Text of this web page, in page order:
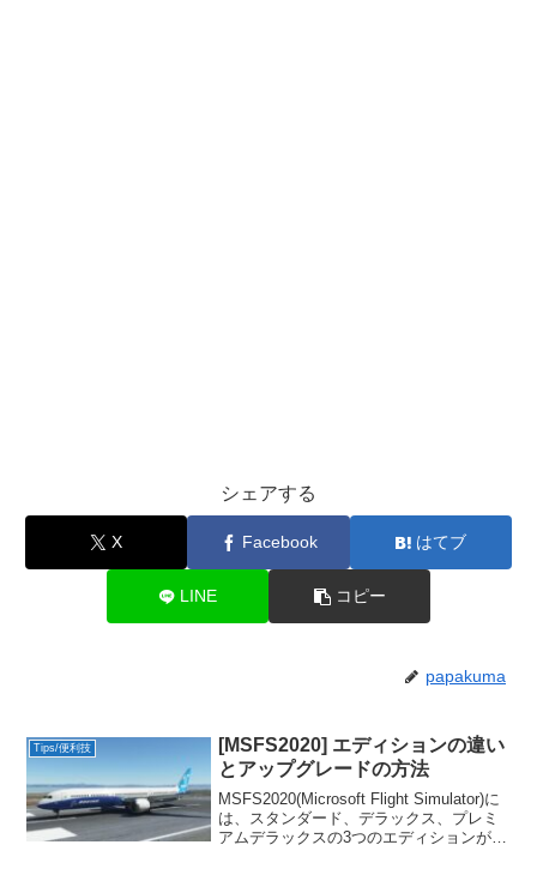
シェアする
X Facebook はてブ
LINE コピー
papakuma
Tips/便利技
[MSFS2020] エディションの違い
とアップグレードの方法
MSFS2020(Microsoft Flight Simulator)に
は、スタンダード、デラックス、プレミ
アムデラックスの3つのエディションがあ